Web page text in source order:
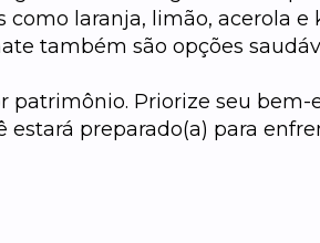
como laranja, limão, acerola
também são opções
patrimônio. Priorize seu
estará preparado(a) para